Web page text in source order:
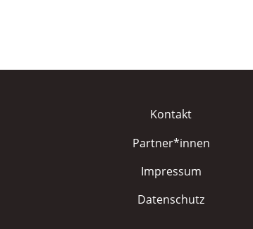
Kontakt
Partner*innen
Impressum
Datenschutz